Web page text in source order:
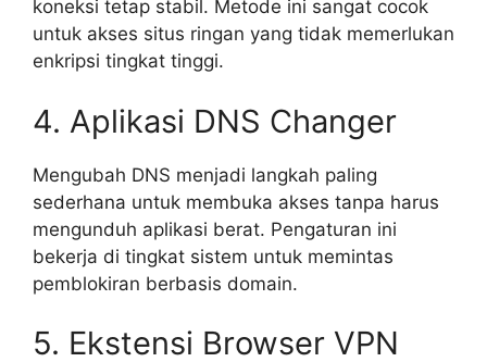
koneksi tetap stabil. Metode ini sangat cocok
untuk akses situs ringan yang tidak memerlukan
enkripsi tingkat tinggi.
4. Aplikasi DNS Changer
Mengubah DNS menjadi langkah paling
sederhana untuk membuka akses tanpa harus
mengunduh aplikasi berat. Pengaturan ini
bekerja di tingkat sistem untuk memintas
pemblokiran berbasis domain.
5. Ekstensi Browser VPN